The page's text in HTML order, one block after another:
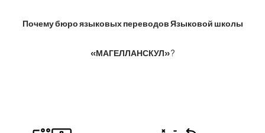
Почему бюро языковых переводовЯзыковой школы
«МАГЕЛЛАНСКУЛ»?